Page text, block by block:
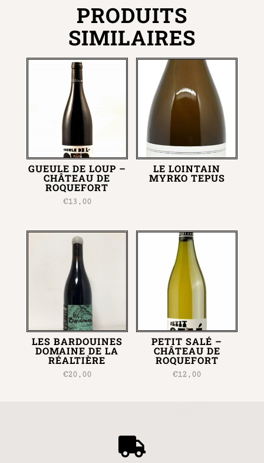
PRODUITS
SIMILAIRES
GUEULE DE LOUP –
CHÂTEAU DE
ROQUEFORT
€13,00
LE LOINTAIN
MYRKO TEPUS
LES BARDOUINES
DOMAINE DE LA
RÉALTIÈRE
€20,00
PETIT SALÉ –
CHÂTEAU DE
ROQUEFORT
€12,00
